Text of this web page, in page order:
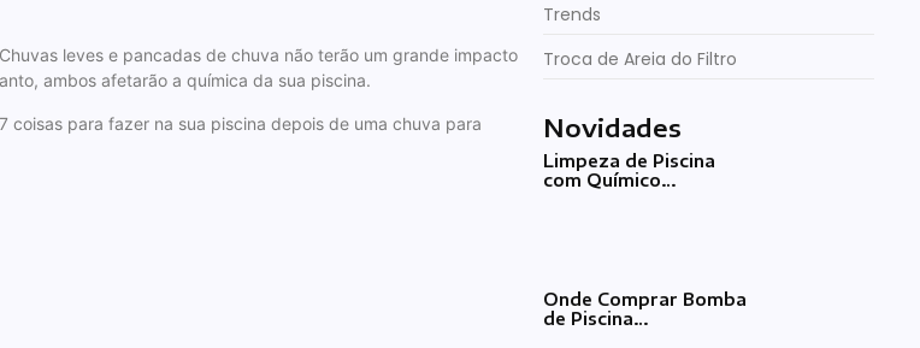
leves e pancadas de chuva não terão um grande impacto
ambos afetarão a química da sua piscina.
para fazer na sua piscina depois de uma chuva para
Trends
Troca de Areia do Filtro
Novidades
Limpeza de Piscina
com Químico…
Onde Comprar Bomba
de Piscina…